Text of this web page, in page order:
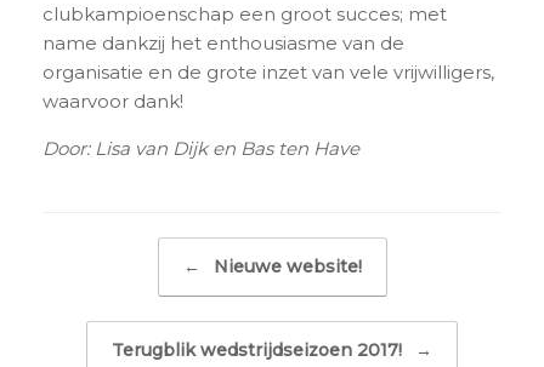
clubkampioenschap een groot succes; met
name dankzij het enthousiasme van de
organisatie en de grote inzet van vele vrijwilligers,
waarvoor dank!
Door: Lisa van Dijk en Bas ten Have
← Nieuwe website!
Terugblik wedstrijdseizoen 2017! →